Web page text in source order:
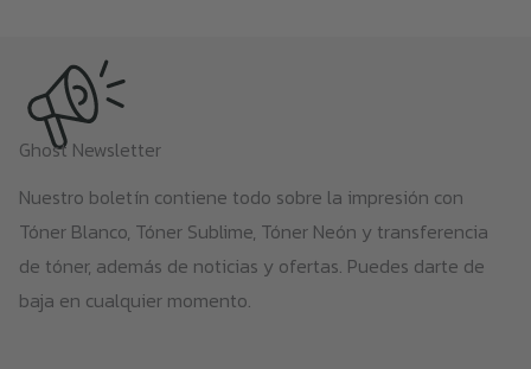
Ghost Newsletter
Nuestro boletín contiene todo sobre la impresión con
Tóner Blanco, Tóner Sublime, Tóner Neón y transferencia
de tóner, además de noticias y ofertas. Puedes darte de
baja en cualquier momento.